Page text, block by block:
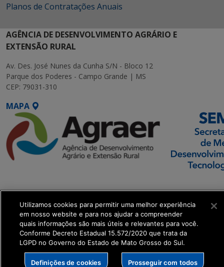
Planos de Contratações Anuais
AGÊNCIA DE DESENVOLVIMENTO AGRÁRIO E
EXTENSÃO RURAL
Av. Des. José Nunes da Cunha S/N - Bloco 12
Parque dos Poderes - Campo Grande | MS
CEP: 79031-310
MAPA
Transformação Digital
get_footer();
Utilizamos cookies para permitir uma melhor experiência
em nosso website e para nos ajudar a compreender
quais informações são mais úteis e relevantes para você.
Conforme Decreto Estadual 15.572/2020 que trata da
LGPD no Governo do Estado de Mato Grosso do Sul.
Definições de cookies Prosseguir com todos